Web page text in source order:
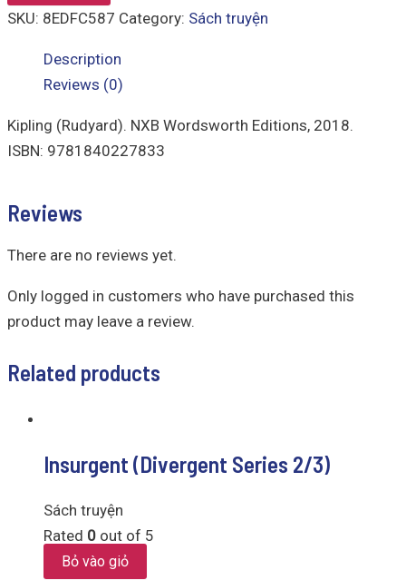
SKU: 8EDFC587 Category: Sách truyện
Description
Reviews (0)
Kipling (Rudyard). NXB Wordsworth Editions, 2018.
ISBN: 9781840227833
Reviews
There are no reviews yet.
Only logged in customers who have purchased this
product may leave a review.
Related products
Insurgent (Divergent Series 2/3)
Sách truyện
Rated 0 out of 5
Bỏ vào giỏ